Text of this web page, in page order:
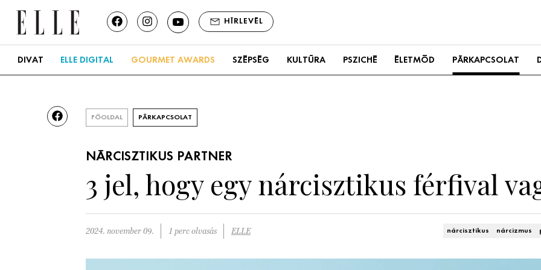
HÍRLEVÉL
DIVAT ELLE DIGITAL GOURMET AWARDS SZÉPSÉG KULTÚRA PSZICHÉ ÉLETMÓD PÁRKAPCSOLAT
FŐOLDAL PÁRKAPCSOLAT
NÁRCISZTIKUS PARTNER
3 jel, hogy egy nárcisztikus férfival
2024. november 09. 1 perc olvasás ELLE nárcisztikus nárcizmus